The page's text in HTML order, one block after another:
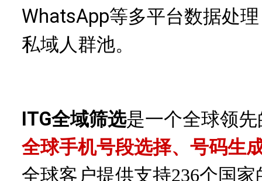
WhatsApp等多平台数据处
私域人群池。
ITG全域筛选是一个全球领
全球手机号段选择、号码生
全球客户提供支持236个国